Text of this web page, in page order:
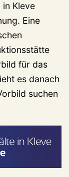
in Kleve
Eine
für das
es danach
suchen